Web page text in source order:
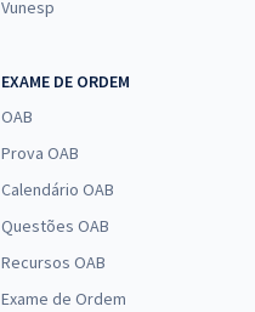
Vunesp
EXAME DE ORDEM
OAB
Prova OAB
Calendário OAB
Questões OAB
Recursos OAB
Exame de Ordem